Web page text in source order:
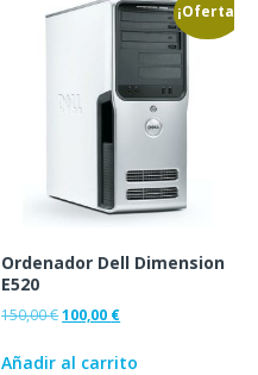
¡Oferta!
Ordenador Dell Dimension
E520
150,00€100,00 €
Añadir al carrito